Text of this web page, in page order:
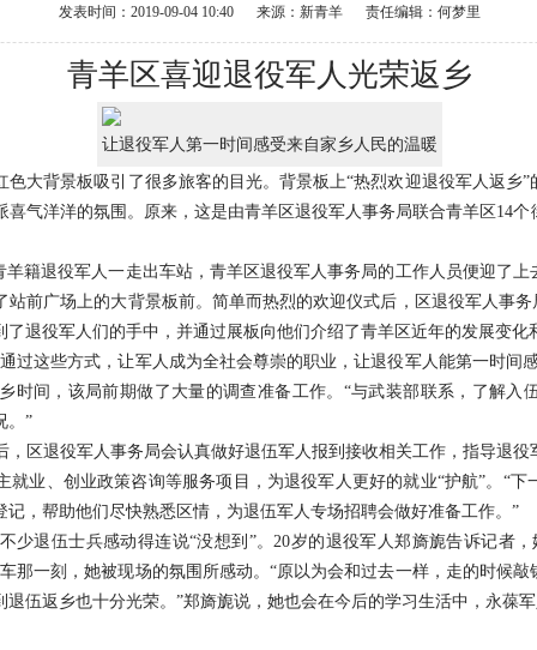
发表时间：2019-09-04 10:40 来源：新青羊 责任编辑：何梦里
青羊区喜迎退役军人光荣返乡
让退役军人第一时间感受来自家乡人民的温暖
背景板吸引了很多旅客的目光。背景板上“热烈欢迎退役军人返乡”
气洋洋的氛围。原来，这是由青羊区退役军人事务局联合青羊区14个
退役军人一走出车站，青羊区退役军人事务局的工作人员便迎了上
站前广场上的大背景板前。简单而热烈的欢迎仪式后，区退役军人事
退役军人们的手中，并通过展板向他们介绍了青羊区近年的发展变化
这些方式，让军人成为全社会尊崇的职业，让退役军人能第一时间
时间，该局前期做了大量的调查准备工作。“与武装部联系，了解入
。”
退役军人事务局会认真做好退伍军人报到接收相关工作，指导退役
就业、创业政策咨询等服务项目，为退役军人更好的就业“护航”。“
，帮助他们尽快熟悉区情，为退伍军人专场招聘会做好准备工作。”
退伍士兵感动得连说“没想到”。20岁的退役军人郑旖旎告诉记者，
那一刻，她被现场的氛围所感动。“原以为会和过去一样，走的时候
伍返乡也十分光荣。”郑旖旎说，她也会在今后的学习生活中，永葆军